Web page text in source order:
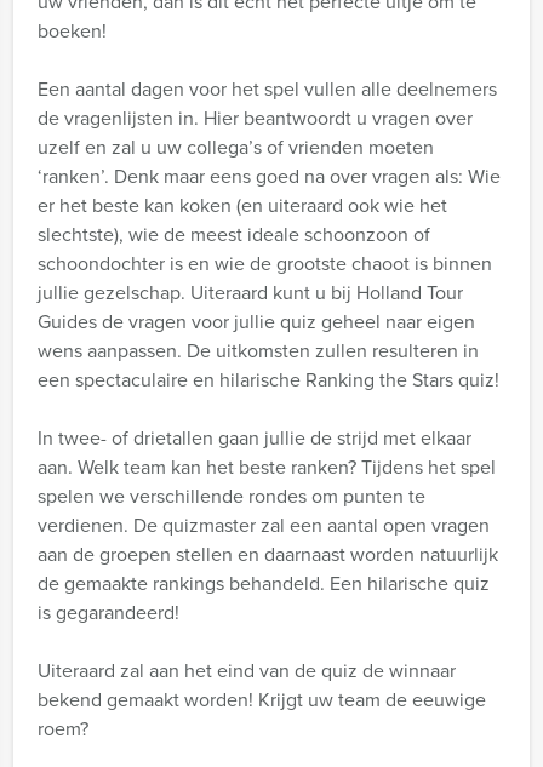
boeken!
Een aantal dagen voor het spel vullen alle deelnemers
de vragenlijsten in. Hier beantwoordt u vragen over
uzelf en zal u uw collega’s of vrienden moeten
‘ranken’. Denk maar eens goed na over vragen als: Wie
er het beste kan koken (en uiteraard ook wie het
slechtste), wie de meest ideale schoonzoon of
schoondochter is en wie de grootste chaoot is binnen
jullie gezelschap. Uiteraard kunt u bij Holland Tour
Guides de vragen voor jullie quiz geheel naar eigen
wens aanpassen. De uitkomsten zullen resulteren in
een spectaculaire en hilarische Ranking the Stars quiz!
In twee- of drietallen gaan jullie de strijd met elkaar
aan. Welk team kan het beste ranken? Tijdens het spel
spelen we verschillende rondes om punten te
verdienen. De quizmaster zal een aantal open vragen
aan de groepen stellen en daarnaast worden natuurlijk
de gemaakte rankings behandeld. Een hilarische quiz
is gegarandeerd!
Uiteraard zal aan het eind van de quiz de winnaar
bekend gemaakt worden! Krijgt uw team de eeuwige
roem?